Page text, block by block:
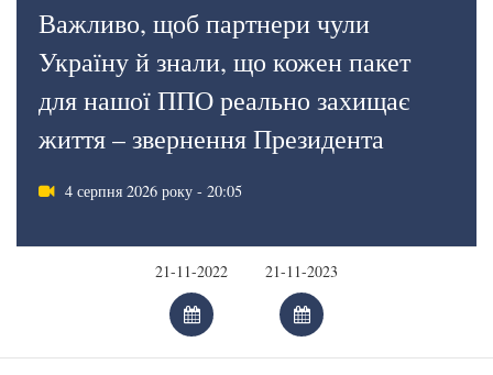
Важливо, щоб партнери чули
Україну й знали, що кожен пакет
для нашої ППО реально захищає
життя – звернення Президента
4 серпня 2026 року - 20:05